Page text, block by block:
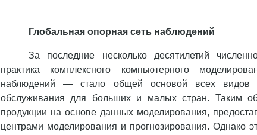
Глобальная опорная сеть наблюдений
За последние несколько десятилетий
практика комплексного компьютерного
наблюдений — стало общей основой всех видов
обслуживания для больших и малых стран. Таким
продукции на основе данных моделирования,
центрами моделирования и прогнозирования. Однако